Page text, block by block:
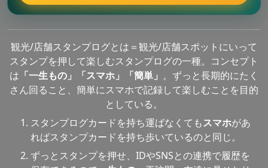
観光/店舗スタンプログとは＝観光/店舗スポットにいって
スタンプを押して楽しむスタンプログの一種。コンセプト
は 「一生もの」「スマホ」「簡単」 。ずっと長期的にたく
さん回ること、簡単にスマホで記録して楽しむことを目的
としている。
スタンプログカードを持ち運ばなくてもスマホがあ
ればスタンプカードを持ち歩いているのと同じ。
ずっとスタンプを押せ、IDやSNSとの連携で履歴を